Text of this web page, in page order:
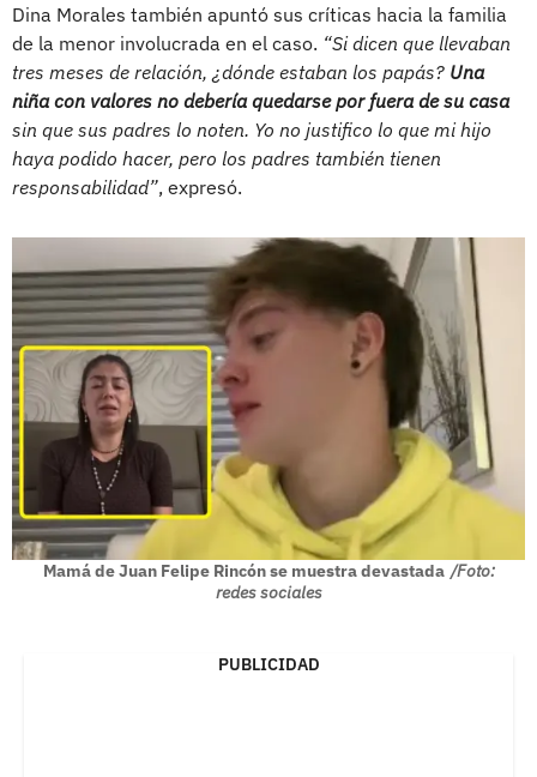
Dina Morales también apuntó sus críticas hacia la familia
de la menor involucrada en el caso. “Si dicen que llevaban
tres meses de relación, ¿dónde estaban los papás? Una
niña con valores no debería quedarse por fuera de su casa
sin que sus padres lo noten. Yo no justifico lo que mi hijo
haya podido hacer, pero los padres también tienen
responsabilidad”, expresó.
Mamá de Juan Felipe Rincón se muestra devastada /Foto:
redes sociales
PUBLICIDAD